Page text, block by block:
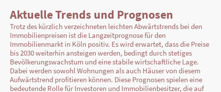
Aktuelle Trends und Prognosen
Trotz des kürzlich verzeichneten leichten Abwärtstrends bei den
Immobilienpreisen ist die Langzeitprognose für den
Immobilienmarkt in Köln positiv. Es wird erwartet, dass die Preise
bis 2030 weiterhin ansteigen werden, bedingt durch stetiges
Bevölkerungswachstum und eine stabile wirtschaftliche Lage.
Dabei werden sowohl Wohnungen als auch Häuser von diesem
Aufwärtstrend profitieren können. Diese Prognosen spielen eine
bedeutende Rolle für Investoren und Immobilienbesitzer, die auf